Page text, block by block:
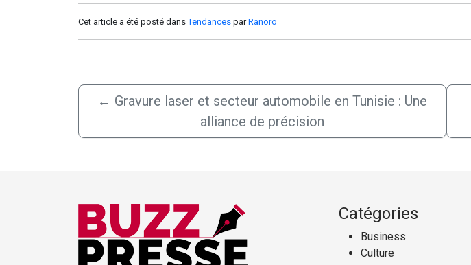
Cet article a été posté dansTendances parRanoro
← Gravure laser et secteur automobile en Tunisie : Une
alliance de précision
Catégories
Business
Culture